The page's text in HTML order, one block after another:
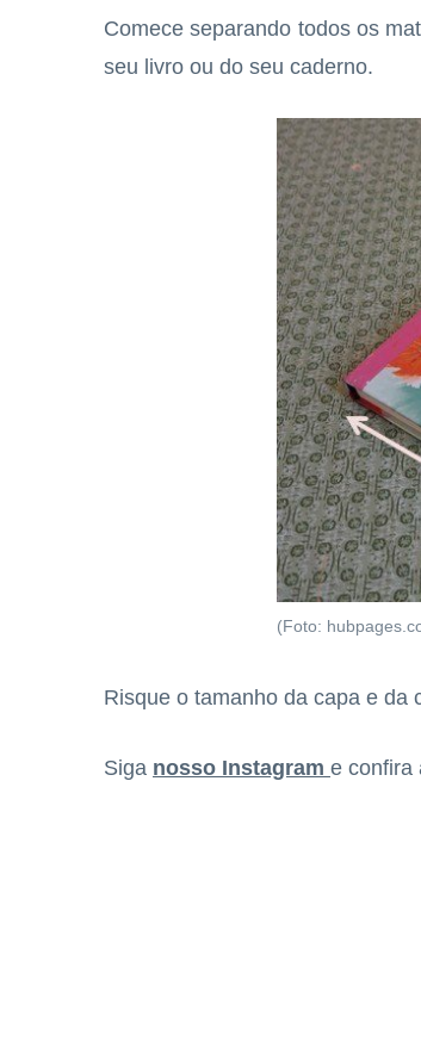
Comece separando todos os
seu livro ou do seu caderno.
(Foto:
Risque o tamanho da capa e da
Siga nosso Instagram e confira